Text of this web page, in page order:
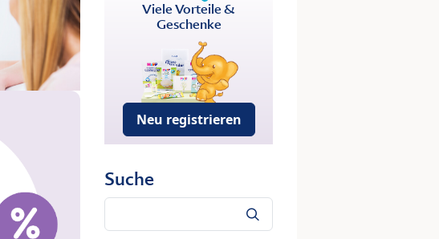
Viele Vorteile &
Geschenke
Neu registrieren
Suche